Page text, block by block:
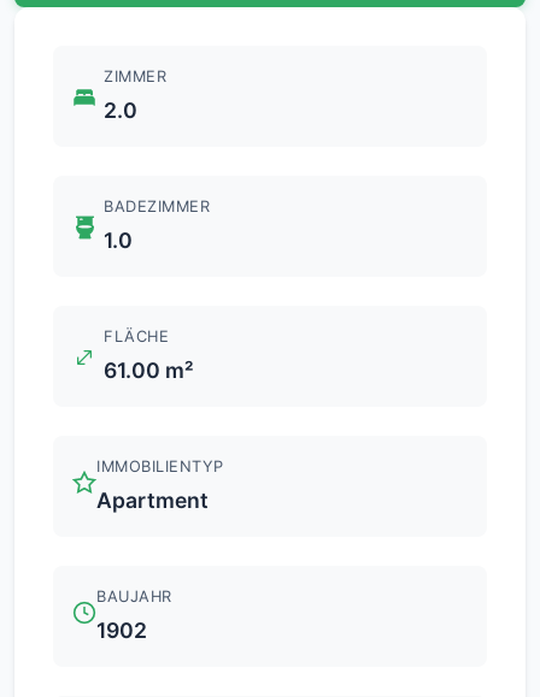
ZIMMER
2.0
BADEZIMMER
1.0
FLÄCHE
61.00 m²
IMMOBILIENTYP
Apartment
BAUJAHR
1902